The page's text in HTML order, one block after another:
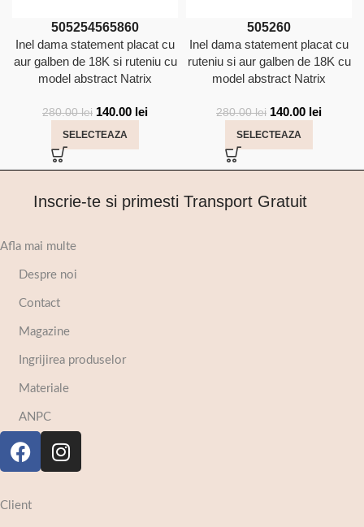
505254565860
Inel dama statement placat cu
aur galben de 18K si ruteniu cu
model abstract Natrix
280.00lei 140.00 lei
SELECTEAZA
505260
Inel dama statement placat cu
ruteniu si aur galben de 18K cu
model abstract Natrix
280.00lei 140.00 lei
SELECTEAZA
Inscrie-te si primesti Transport Gratuit
Afla mai multe
Despre noi
Contact
Magazine
Ingrijirea produselor
Materiale
ANPC
Client